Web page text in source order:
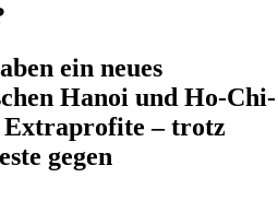
ein neues
Hanoi und Ho-Chi-
– trotz
gegen